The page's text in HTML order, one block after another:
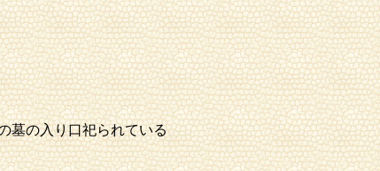
墓の入り口祀られている